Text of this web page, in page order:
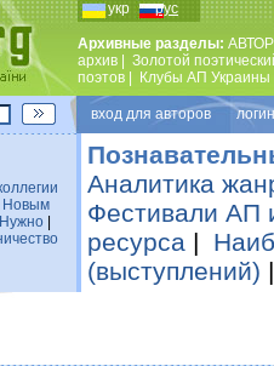
укр рус
Архивные разделы:
архив
Золотой
поэтов
Клубы АП Украины
вход для авторов
Новым
Нужно|
Аналитика
Фестивали АП
ресурса |
(выступлений)